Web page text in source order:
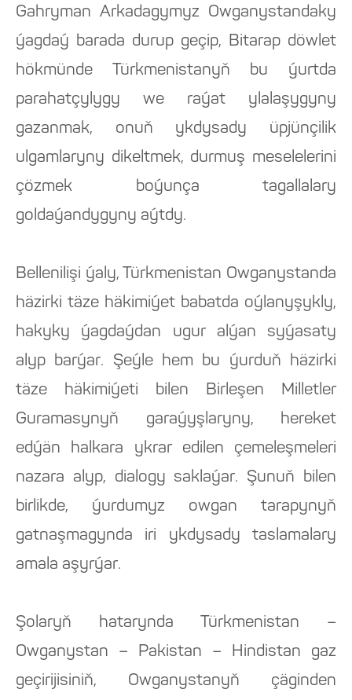
Gahryman Arkadagymyz Owganystandaky
ýagdaý barada durup geçip, Bitarap döwlet
hökmünde Türkmenistanyň bu ýurtda
parahatçylygy we raýat ylalaşygyny
gazanmak, onuň ykdysady üpjünçilik
ulgamlaryny dikeltmek, durmuş meselelerini
çözmek boýunça tagallalary
goldaýandygyny aýtdy.
Bellenilişi ýaly, Türkmenistan Owganystanda
häzirki täze häkimiýet babatda oýlanyşykly,
hakyky ýagdaýdan ugur alýan syýasaty
alyp barýar. Şeýle hem bu ýurduň häzirki
täze häkimiýeti bilen Birleşen Milletler
Guramasynyň garaýyşlaryny, hereket
edýän halkara ykrar edilen çemeleşmeleri
nazara alyp, dialogy saklaýar. Şunuň bilen
birlikde, ýurdumyz owgan tarapynyň
gatnaşmagynda iri ykdysady taslamalary
amala aşyrýar.
Şolaryň hatarynda Türkmenistan –
Owganystan – Pakistan – Hindistan gaz
geçirijisiniň, Owganystanyň çäginden